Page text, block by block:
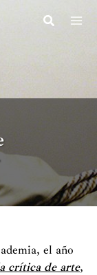
el año
crítica de arte,